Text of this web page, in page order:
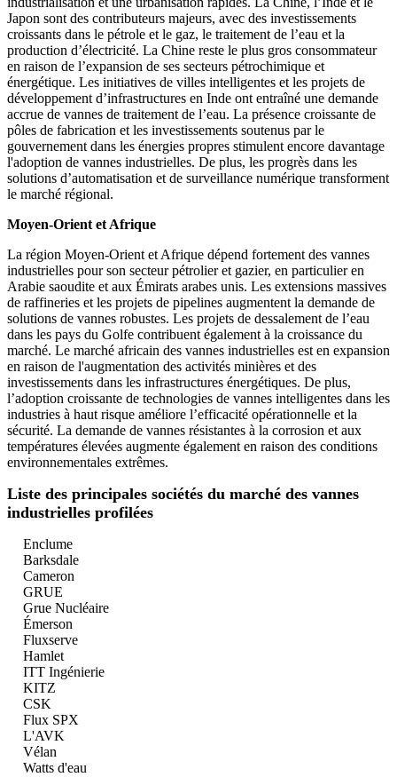
Japon sont des contributeurs majeurs, avec des investissements
croissants dans le pétrole et le gaz, le traitement de l’eau et la
production d’électricité. La Chine reste le plus gros consommateur
en raison de l’expansion de ses secteurs pétrochimique et
énergétique. Les initiatives de villes intelligentes et les projets de
développement d’infrastructures en Inde ont entraîné une demande
accrue de vannes de traitement de l’eau. La présence croissante de
pôles de fabrication et les investissements soutenus par le
gouvernement dans les énergies propres stimulent encore davantage
l'adoption de vannes industrielles. De plus, les progrès dans les
solutions d’automatisation et de surveillance numérique transforment
le marché régional.
Moyen-Orient et Afrique
La région Moyen-Orient et Afrique dépend fortement des vannes
industrielles pour son secteur pétrolier et gazier, en particulier en
Arabie saoudite et aux Émirats arabes unis. Les extensions massives
de raffineries et les projets de pipelines augmentent la demande de
solutions de vannes robustes. Les projets de dessalement de l’eau
dans les pays du Golfe contribuent également à la croissance du
marché. Le marché africain des vannes industrielles est en expansion
en raison de l'augmentation des activités minières et des
investissements dans les infrastructures énergétiques. De plus,
l’adoption croissante de technologies de vannes intelligentes dans les
industries à haut risque améliore l’efficacité opérationnelle et la
sécurité. La demande de vannes résistantes à la corrosion et aux
températures élevées augmente également en raison des conditions
environnementales extrêmes.
Liste des principales sociétés du marché des vannes
industrielles profilées
Enclume
Barksdale
Cameron
GRUE
Grue Nucléaire
Émerson
Fluxserve
Hamlet
ITT Ingénierie
KITZ
CSK
Flux SPX
L'AVK
Vélan
Watts d'eau